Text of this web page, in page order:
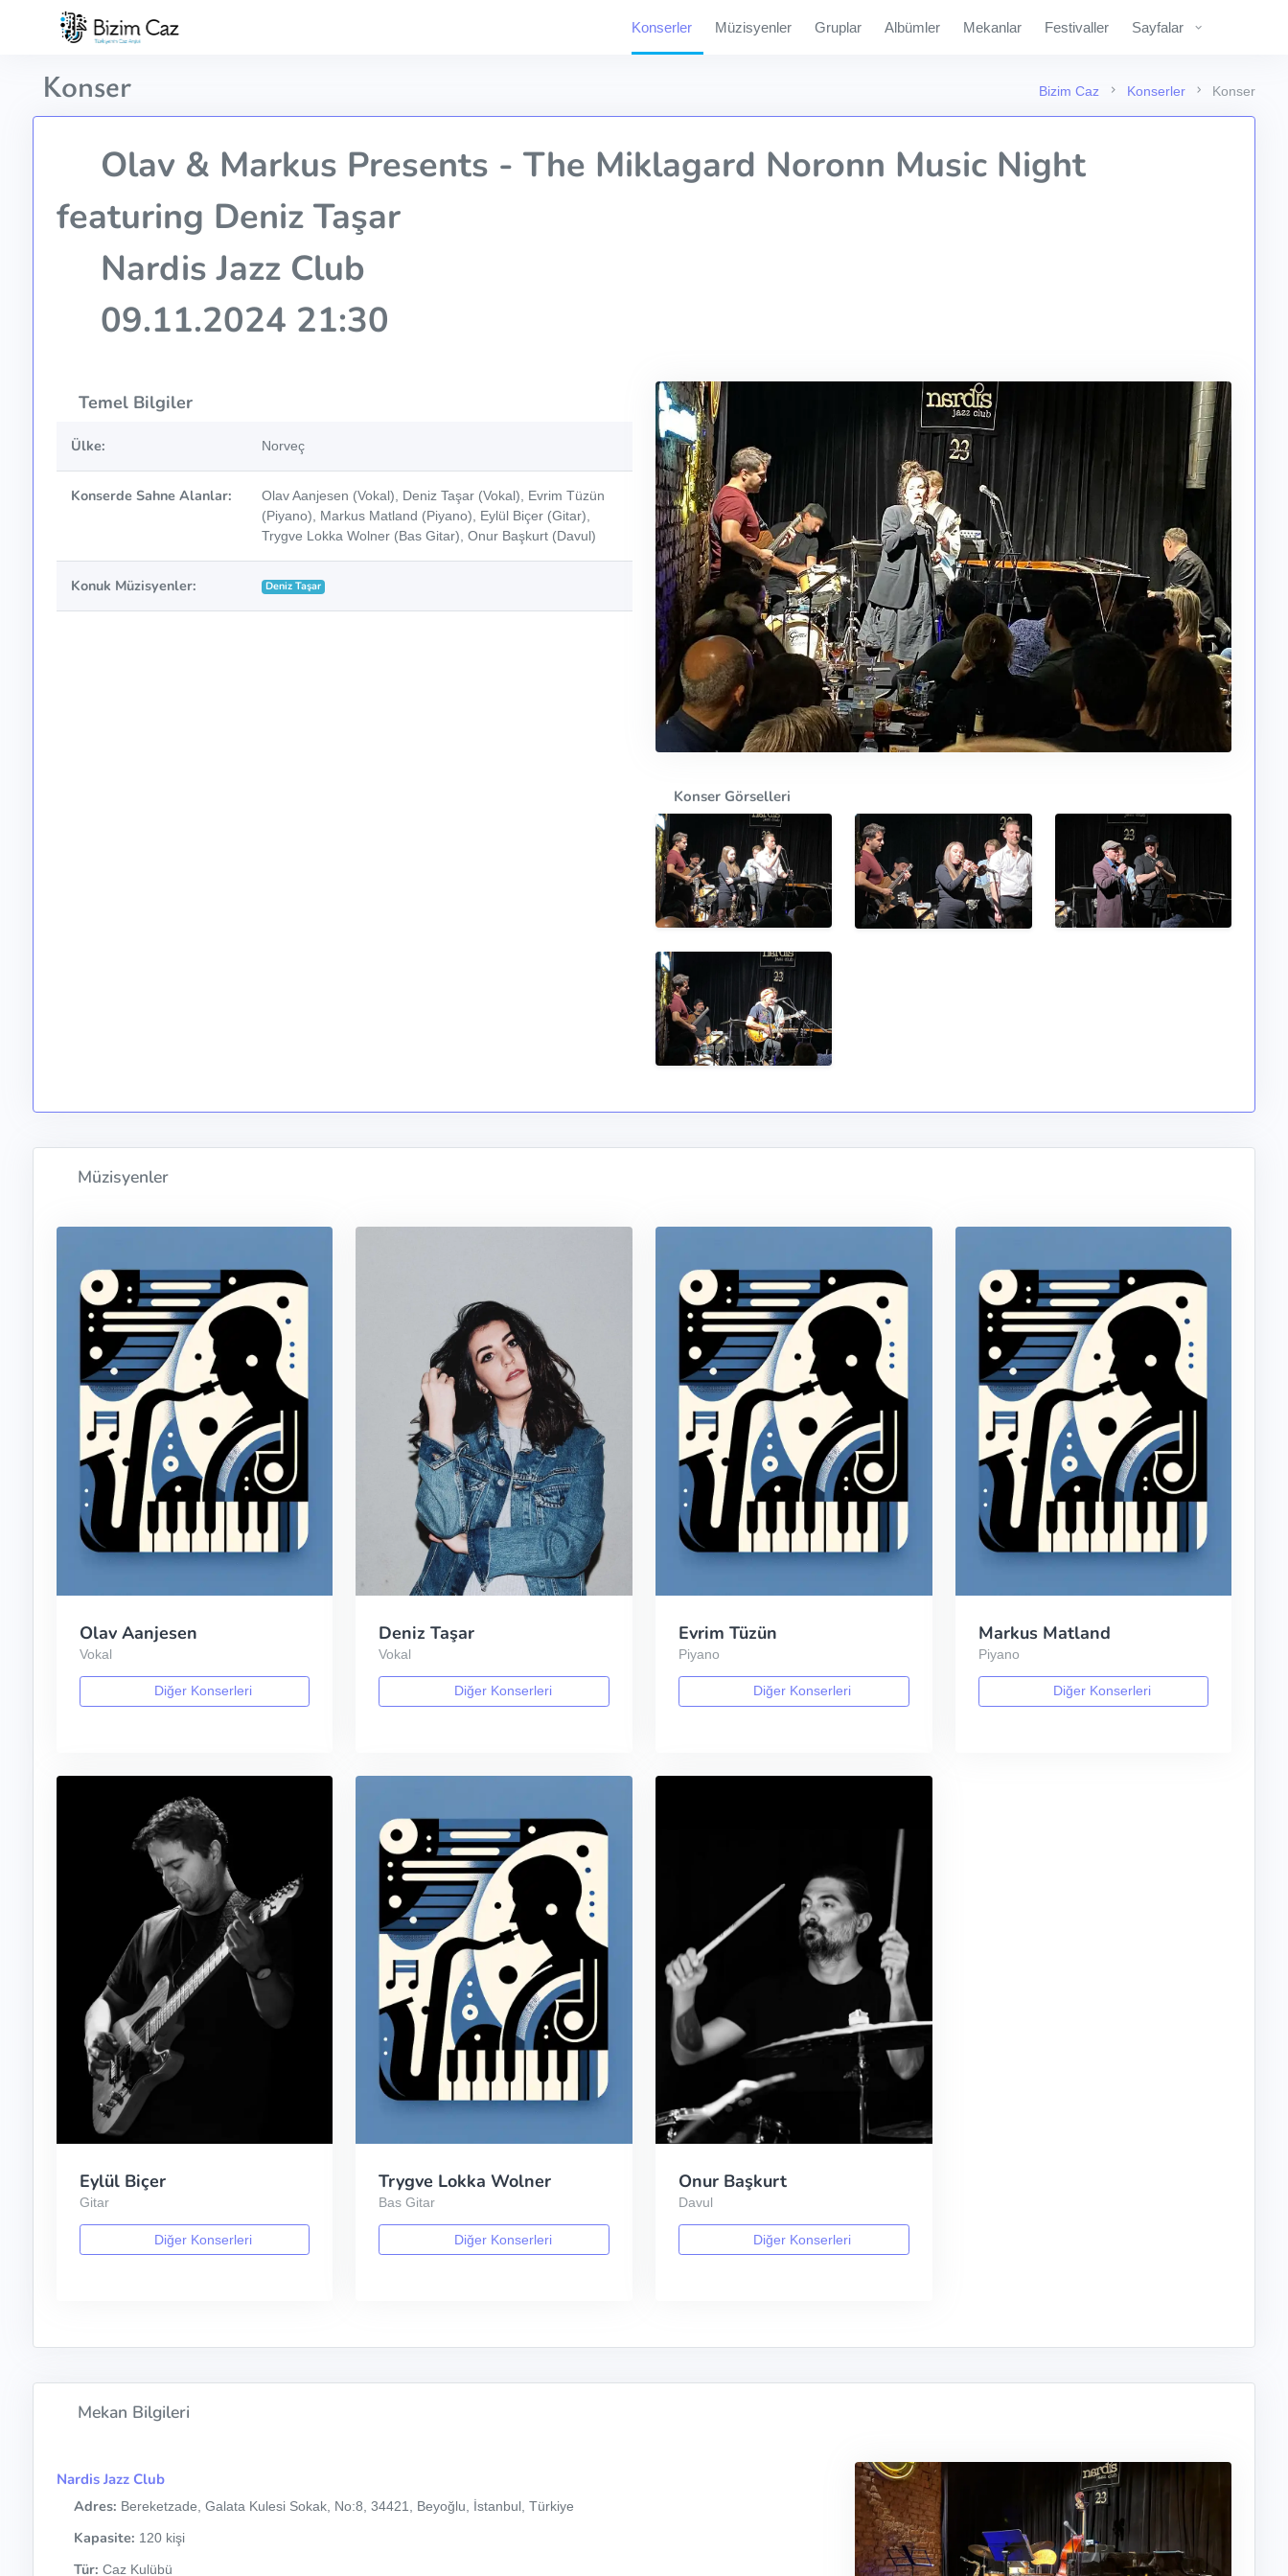
Konserler Müzisyenler Gruplar Albümler Mekanlar Festivaller Sayfalar
Bizim Caz Konserler Konser
Konser
Olav & Markus Presents - The Miklagard Noronn Music Night
featuring Deniz Taşar
Nardis Jazz Club
09.11.2024 21:30
Temel Bilgiler
Ülke: Norveç
Konserde Sahne Alanlar:
Olav Aanjesen (Vokal), Deniz Taşar (Vokal), Evrim Tüzün
(Piyano), Markus Matland (Piyano), Eylül Biçer (Gitar),
Trygve Lokka Wolner (Bas Gitar), Onur Başkurt (Davul)
Konuk Müzisyenler: Deniz Taşar
Konser Görselleri
Müzisyenler
Olav Aanjesen
Vokal
Diğer Konserleri
Deniz Taşar
Vokal
Diğer Konserleri
Evrim Tüzün
Piyano
Diğer Konserleri
Markus Matland
Piyano
Diğer Konserleri
Eylül Biçer
Gitar
Diğer Konserleri
Trygve Lokka Wolner
Bas Gitar
Diğer Konserleri
Onur Başkurt
Davul
Diğer Konserleri
Mekan Bilgileri
Nardis Jazz Club
Adres: Bereketzade, Galata Kulesi Sokak, No:8, 34421, Beyoğlu, İstanbul, Türkiye
Kapasite: 120 kişi
Tür: Caz Kulübü